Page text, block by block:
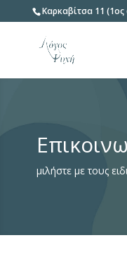
Καρκαβίτσα 11
μιλήστε με τους